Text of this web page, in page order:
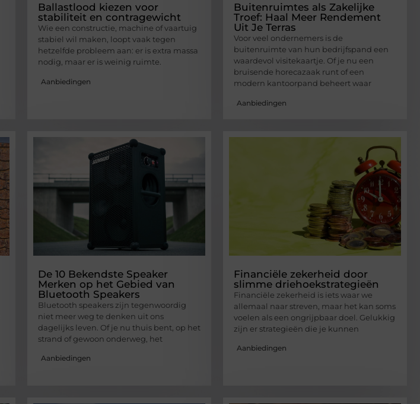
Ballastlood kiezen voor
stabiliteit en contragewicht
Wie een constructie, machine of vaartuig
stabiel wil maken, loopt vaak tegen
hetzelfde probleem aan: er is extra massa
nodig, maar er is weinig ruimte.
Aanbiedingen
Buitenruimtes als Zakelijke
Troef: Haal Meer Rendement
Uit Je Terras
Voor veel ondernemers is de
buitenruimte van hun bedrijfspand een
waardevol visitekaartje. Of je nu een
bruisende horecazaak runt of een
modern kantoorpand beheert waar
Aanbiedingen
De 10 Bekendste Speaker
Merken op het Gebied van
Bluetooth Speakers
Bluetooth speakers zijn tegenwoordig
niet meer weg te denken uit ons
dagelijks leven. Of je nu thuis bent, op het
strand of gewoon onderweg, het
Aanbiedingen
Financiële zekerheid door
slimme driehoekstrategieën
Financiële zekerheid is iets waar we
allemaal naar streven, maar het kan soms
voelen als een ongrijpbaar doel. Gelukkig
zijn er strategieën die je kunnen
Aanbiedingen